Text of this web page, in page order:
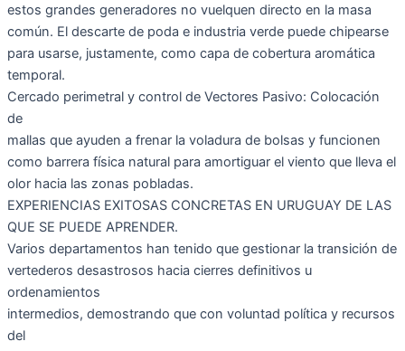
estos grandes generadores no vuelquen directo en la masa
común. El descarte de poda e industria verde puede chipearse
para usarse, justamente, como capa de cobertura aromática
temporal.
Cercado perimetral y control de Vectores Pasivo: Colocación
de
mallas que ayuden a frenar la voladura de bolsas y funcionen
como barrera física natural para amortiguar el viento que lleva el
olor hacia las zonas pobladas.
EXPERIENCIAS EXITOSAS CONCRETAS EN URUGUAY DE LAS
QUE SE PUEDE APRENDER.
Varios departamentos han tenido que gestionar la transición de
vertederos desastrosos hacia cierres definitivos u
ordenamientos
intermedios, demostrando que con voluntad política y recursos
del